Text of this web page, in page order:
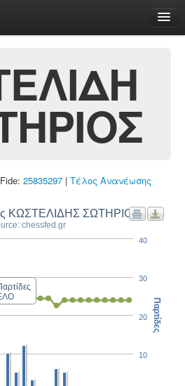
25835297 | Τέλος Ανανέωσης
ΚΩΣΤΕΛΙΔΗΣ ΣΩΤΗΡΙΟΣ
chessfed.gr
10
20
30
40
Παρτίδες